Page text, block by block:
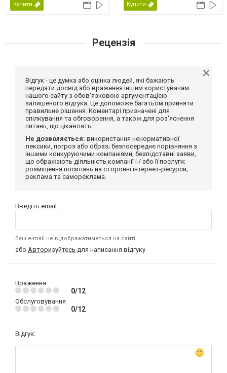
Купити
Купити
Рецензія
Відгук - це думка або оцінка людей, які бажають
передати досвід або враження іншим користувачам
нашого сайту з обов'язковою аргументацією
залишеного відгука. Це допоможе багатьом прийняти
правильне рішення. Коментарі призначені для
спілкування та обговорення, а також для роз'яснення
питань, що цікавлять.
Не дозволяється: використання ненормативної
лексики, погроз або образ; безпосереднє порівняння з
іншими конкуруючими компаніями; безпідставні заяви,
що ображають діяльність компанії і / або її послуги;
розміщення посилань на сторонні інтернет-ресурси;
реклама та самореклама.
Введіть email:
Ваш e-mail не відображатиметься на сайті
або Авторизуйтесь для написання відгуку
Враження
0/12
Обслуговування
0/12
Відгук: